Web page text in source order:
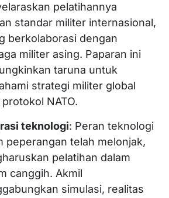
pelatihannya
standar militer internasional,
berkolaborasi dengan
militer asing. Paparan ini
taruna untuk
strategi militer global
NATO.
teknologi: Peran teknologi
peperangan telah melonjak,
pelatihan dalam
canggih. Akmil
simulasi, realitas